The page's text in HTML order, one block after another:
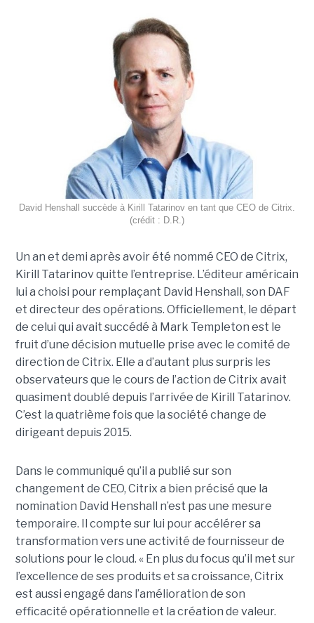
David Henshall succède à Kirill Tatarinov en tant que CEO de Citrix.
(crédit : D.R.)
Un an et demi après avoir été nommé CEO de Citrix,
Kirill Tatarinov quitte l’entreprise. L’éditeur américain
lui a choisi pour remplaçant David Henshall, son DAF
et directeur des opérations. Officiellement, le départ
de celui qui avait succédé à Mark Templeton est le
fruit d’une décision mutuelle prise avec le comité de
direction de Citrix. Elle a d’autant plus surpris les
observateurs que le cours de l’action de Citrix avait
quasiment doublé depuis l’arrivée de Kirill Tatarinov.
C’est la quatrième fois que la société change de
dirigeant depuis 2015.
Dans le communiqué qu’il a publié sur son
changement de CEO, Citrix a bien précisé que la
nomination David Henshall n’est pas une mesure
temporaire. Il compte sur lui pour accélérer sa
transformation vers une activité de fournisseur de
solutions pour le cloud. « En plus du focus qu’il met sur
l’excellence de ses produits et sa croissance, Citrix
est aussi engagé dans l’amélioration de son
efficacité opérationnelle et la création de valeur.